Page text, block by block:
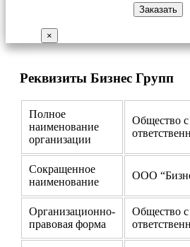
×
Реквизиты Бизнес Групп
Полное
наименование
организации
Общество
Сокращенное
наименование
ООО
Организационно-
правовая форма
Общество